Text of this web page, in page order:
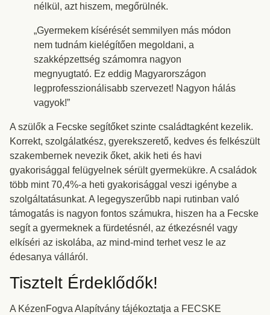
nélkül, azt hiszem, megőrülnék.
„Gyermekem kísérését semmilyen más módon
nem tudnám kielégítően megoldani, a
szakképzettség számomra nagyon
megnyugtató. Ez eddig Magyarországon
legprofesszionálisabb szervezet! Nagyon hálás
vagyok!”
A szülők a Fecske segítőket szinte családtagként kezelik.
Korrekt, szolgálatkész, gyerekszerető, kedves és felkészült
szakembernek nevezik őket, akik heti és havi
gyakorisággal felügyelnek sérült gyermekükre. A családok
több mint 70,4%-a heti gyakorisággal veszi igénybe a
szolgáltatásunkat. A legegyszerűbb napi rutinban való
támogatás is nagyon fontos számukra, hiszen ha a Fecske
segít a gyermeknek a fürdetésnél, az étkezésnél vagy
elkíséri az iskolába, az mind-mind terhet vesz le az
édesanya válláról.
Tisztelt Érdeklődők!
A KézenFogva Alapítvány tájékoztatja a FECSKE